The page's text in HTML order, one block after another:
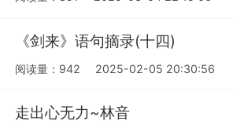
《剑来》语句摘录(十四)
阅读量：942 2025-02-05 20:30:56
走出心无力~林音